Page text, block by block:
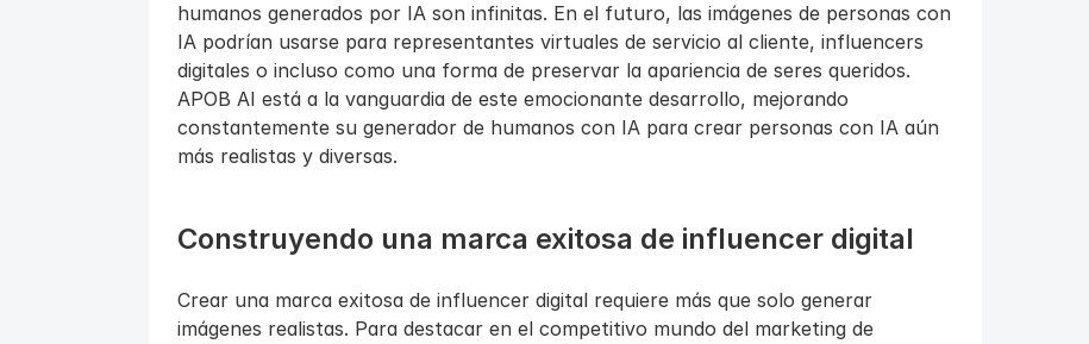
humanos generados por IA son infinitas. En el futuro, las imágenes de personas con
IA podrían usarse para representantes virtuales de servicio al cliente, influencers
digitales o incluso como una forma de preservar la apariencia de seres queridos.
APOB AI está a la vanguardia de este emocionante desarrollo, mejorando
constantemente su generador de humanos con IA para crear personas con IA aún
más realistas y diversas.
Construyendo una marca exitosa de influencer digital
Crear una marca exitosa de influencer digital requiere más que solo generar
imágenes realistas. Para destacar en el competitivo mundo del marketing de